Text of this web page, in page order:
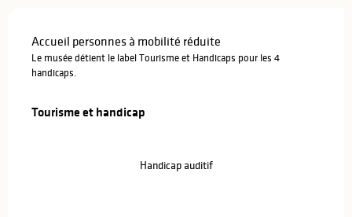
Accueil personnes à mobilité réduite
Le musée détient le label Tourisme et Handicaps pour les 4
handicaps.
Tourisme et handicap
Tourisme et handicap
Handicap auditif